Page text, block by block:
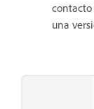
una